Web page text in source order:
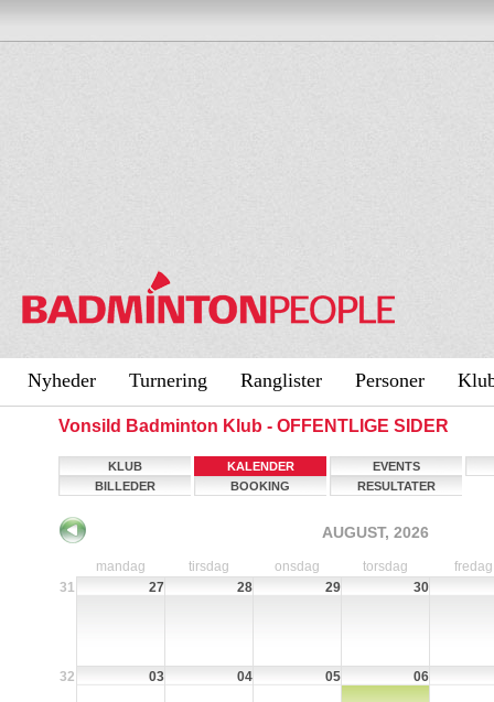
Nyheder Turnering Ranglister Personer
Vonsild Badminton Klub - OFFENTLIGE SIDER
KLUB KALENDER
EVENTS
BILLEDER
BOOKING RESULTATER
AUGUST, 2026
mandag tirsdag onsdag torsdag
fredag
31
27 28 29 30
32 03 04 05 06